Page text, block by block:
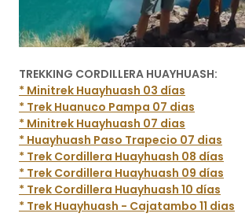
TREKKING CORDILLERA HUAYHUASH:
* Minitrek Huayhuash 03 días
* Trek Huanuco Pampa 07 dias
* Minitrek Huayhuash 07 dias
* Huayhuash Paso Trapecio 07 dias
* Trek Cordillera Huayhuash 08 días
* Trek Cordillera Huayhuash 09 días
* Trek Cordillera Huayhuash 10 días
* Trek Huayhuash - Cajatambo 11 dias